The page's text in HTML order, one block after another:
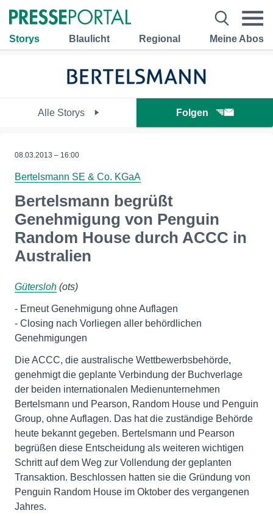
Storys Blaulicht Regional Meine Abos
Alle Storys Folgen
08.03.2013 – 16:00
Bertelsmann SE & Co. KGaA
Bertelsmann begrüßt
Genehmigung von Penguin
Random House durch ACCC in
Australien
Gütersloh (ots)
- Erneut Genehmigung ohne Auflagen
- Closing nach Vorliegen aller behördlichen
Genehmigungen
Die ACCC, die australische Wettbewerbsbehörde,
genehmigt die geplante Verbindung der Buchverlage
der beiden internationalen Medienunternehmen
Bertelsmann und Pearson, Random House und Penguin
Group, ohne Auflagen. Das hat die zuständige Behörde
heute bekannt gegeben. Bertelsmann und Pearson
begrüßen diese Entscheidung als weiteren wichtigen
Schritt auf dem Weg zur Vollendung der geplanten
Transaktion. Beschlossen hatten sie die Gründung von
Penguin Random House im Oktober des vergangenen
Jahres.